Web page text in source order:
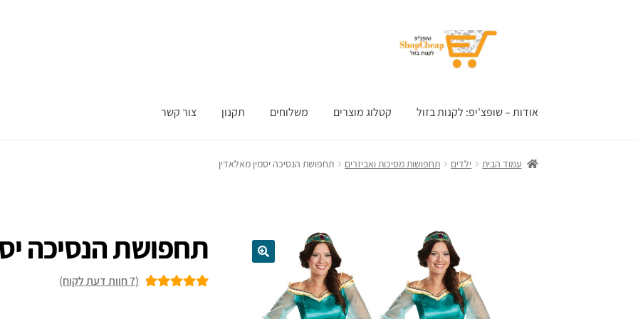
אודות – שופצ'יפ: לקנות בזול קטלוג מוצרים משלוחים תקנון צור קשר
עמוד הבית ילדים תחפושות מסיכות ואביזרים תחפושת הנסיכה יסמין מאלאדין
תחפושת הנסיכה
(
7חוות דעת לקוח)